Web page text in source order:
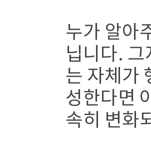
누가 알아
닙니다.
는 자체가
성한다면
속히 변화